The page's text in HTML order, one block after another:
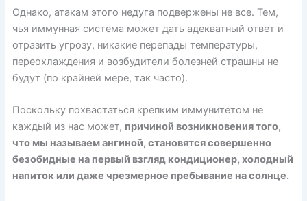
Однако, атакам этого недуга подвержены не все. Тем,
чья иммунная система может дать адекватный ответ и
отразить угрозу, никакие перепады температуры,
переохлаждения и возбудители болезней страшны не
будут (по крайней мере, так часто).
Поскольку похвастаться крепким иммунитетом не
каждый из нас может, причиной возникновения того,
что мы называем ангиной, становятся совершенно
безобидные на первый взгляд кондиционер, холодный
напиток или даже чрезмерное пребывание на солнце.